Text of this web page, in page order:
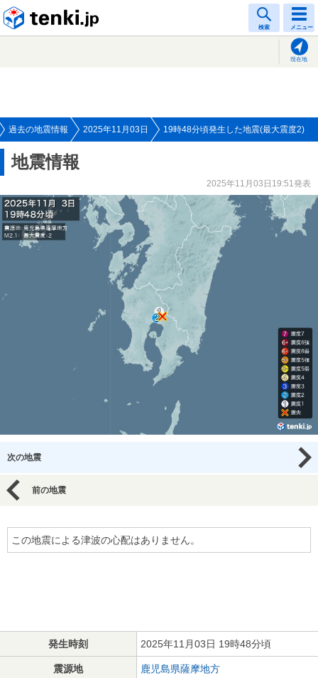
検索 メニュー
現在地
過去の地震情報 2025年11月03日 19時48分頃発生した地震(最大震度2)
地震情報
2025年11月03日19:51発表
次の地震
前の地震
この地震による津波の心配はありません。
発生時刻 2025年11月03日 19時48分頃
震源地 鹿児島県薩摩地方